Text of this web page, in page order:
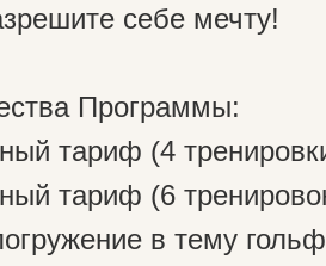
себе мечту!
Программы:
тариф (4
тариф (6
в тему